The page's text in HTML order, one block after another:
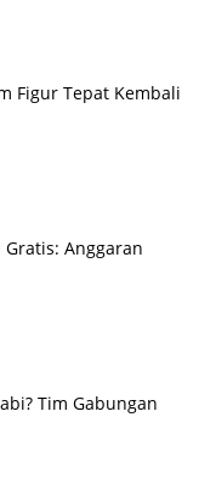
Figur Tepat Kembali
Anggaran
Tim Gabungan